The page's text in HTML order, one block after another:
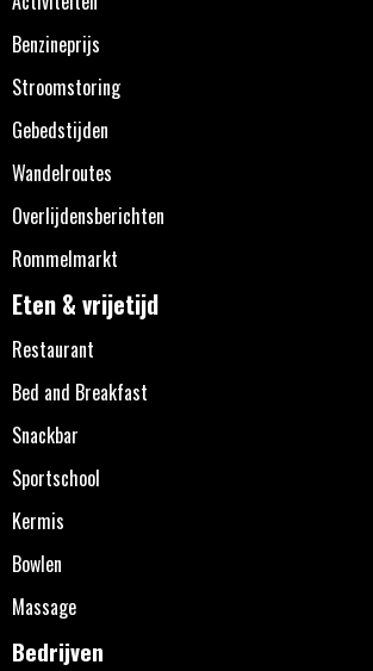
Benzineprijs
Stroomstoring
Gebedstijden
Wandelroutes
Overlijdensberichten
Rommelmarkt
Eten & vrijetijd
Restaurant
Bed and Breakfast
Snackbar
Sportschool
Kermis
Bowlen
Massage
Bedrijven